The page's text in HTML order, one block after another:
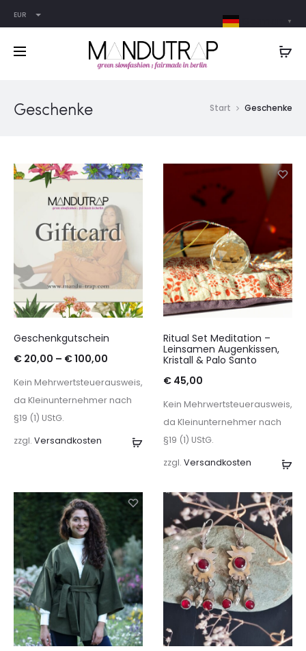
EUR
Geschenke Start Geschenke
Ausführung
wählen
Geschenkgutschein
€ 20,00 – €100,00
Kein Mehrwertsteuerausweis,
da Kleinunternehmer nach
§19 (1) UStG.
zzgl. Versandkosten
In
Ritual Set Meditation –
Leinsamen Augenkissen,
Kristall & Palo Santo
€ 45,00
Kein Mehrwertsteuerausweis,
da Kleinunternehmer nach
§19 (1) UStG.
zzgl. Versandkosten
▼